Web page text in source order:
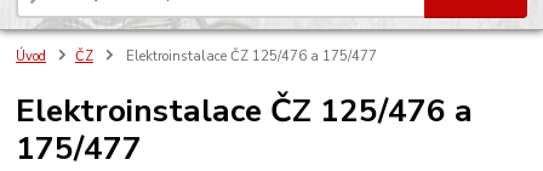
Úvod ČZ Elektroinstalace ČZ 125/476 a 175/477
Elektroinstalace ČZ 125/476 a
175/477